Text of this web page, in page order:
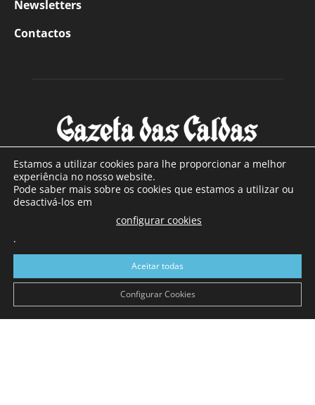
Newsletters
Contactos
SOBRE NÓS
Com sede nas Caldas da Rainha e mais de 90 anos de
a sul de distrito de Leiria, com mais de 40.000 leitores por
toda a região Oeste. Jornal com distribuição em Portugal
Continental e assinatura online.
Estamos a utilizar cookies para lhe proporcionar a melhor
experiência no nosso website.
Pode saber mais sobre os cookies que estamos a utilizar ou
desactivá-los em
configurar cookies
.
Aceitar todas
Configurar Cookies